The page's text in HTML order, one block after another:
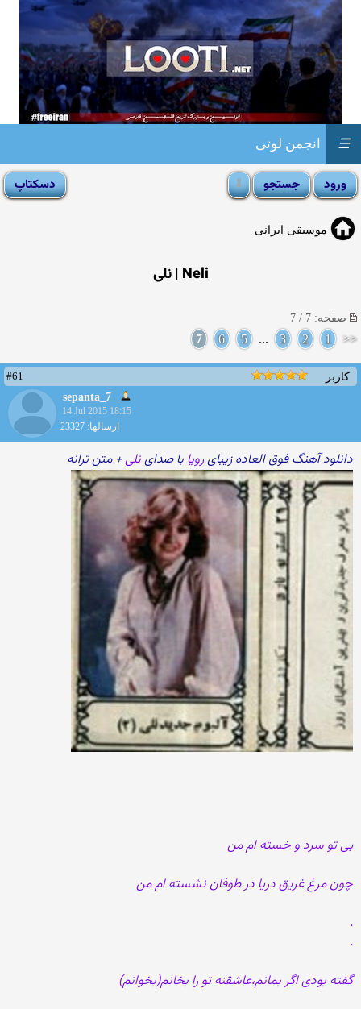
انجمن لوتی ☰
موسیقی ایرانی
Neli | نلی
صفحه: 7 / 7
<<
1
2
3
...
5
6
7
کاربر
#61
sepanta_7
14 Jul 2015 18:15
ارسالها: 23327
دانلود آهنگ فوق العاده زیبایرویا با صداینلی+ متن ترانه
بی تو سرد و خسته ام من
چون مرغ غریق دریا در طوفان نشسته ام من
.
.
گفته بودی اگر بمانم،عاشقنه تو را بخانم(بخوانم)